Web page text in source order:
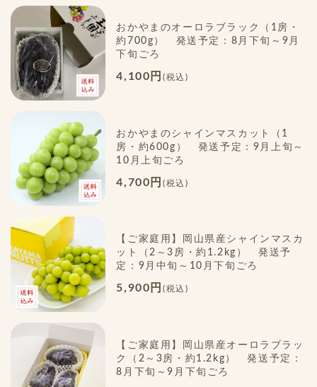
おかやまのオーロラブラック（1房・
約700g） 発送予定：8月下旬～9月
下旬ごろ
4,100円 (税込)
おかやまのシャインマスカット（1
房・約600g） 発送予定：9月上旬～
10月上旬ごろ
4,700円 (税込)
【ご家庭用】岡山県産シャインマスカ
ット（2～3房・約1.2kg） 発送予
定：9月中旬～10月下旬ごろ
5,900円 (税込)
【ご家庭用】岡山県産オーロラブラッ
ク（2～3房・約1.2kg） 発送予定：
8月下旬～9月下旬ごろ